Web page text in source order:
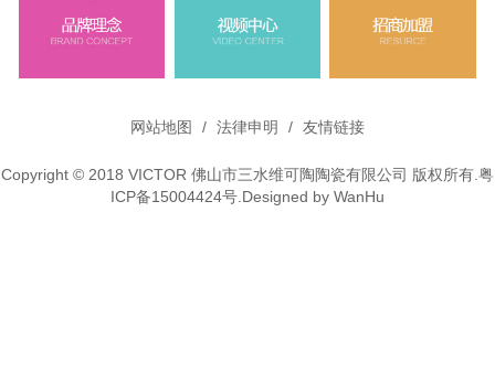
染，人们越来越关注外在环境为健...
发布时间：2015-11-30
网站地图 / 法律申明 / 友情链接
Copyright © 2018 VICTOR 佛山市三水维可陶陶瓷有限公司 版权所有. 粤
ICP备15004424号 .Designed by WanHu